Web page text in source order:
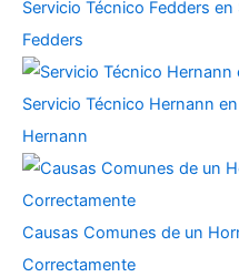
Servicio Técnico Fedders
Fedders
Servicio Técnico Hernann
Hernann
Causas Comunes de un
Correctamente